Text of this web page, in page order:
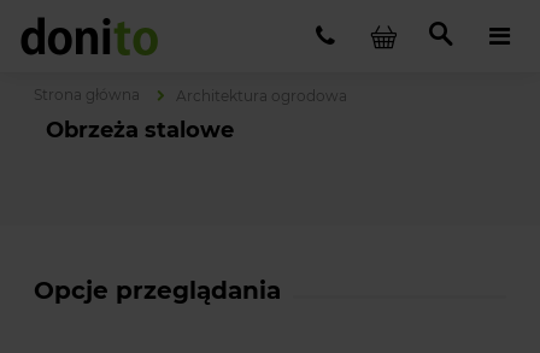
Strona główna Architektura ogrodowa
Obrzeża stalowe
Opcje przeglądania